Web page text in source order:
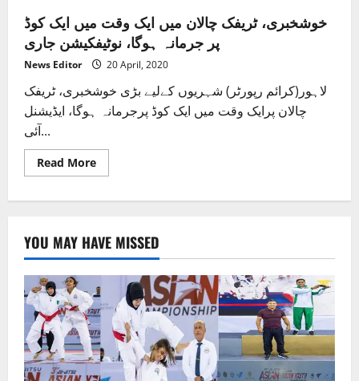
خوشخبری، ٹریفک چالان میں ایک وقت میں ایک کوڈ
پر جرمانہ ہوگا، نوٹیفکیشن جاری
News Editor 20 April, 2020
لاہور(کرائم رپورٹر) شہریوں کےلیے بڑی خوشخبری، ٹریفک
چالان پرایک وقت میں ایک کوڈ پرجرمانہ ہوگا، ایڈیشنل
آئی...
Read MoreRead
more
ایک
وقت
میں
ایک
کوڈ
پر
جرمانہ
ہوگا،
نوٹیفکیشن
جاری
YOU MAY HAVE MISSED